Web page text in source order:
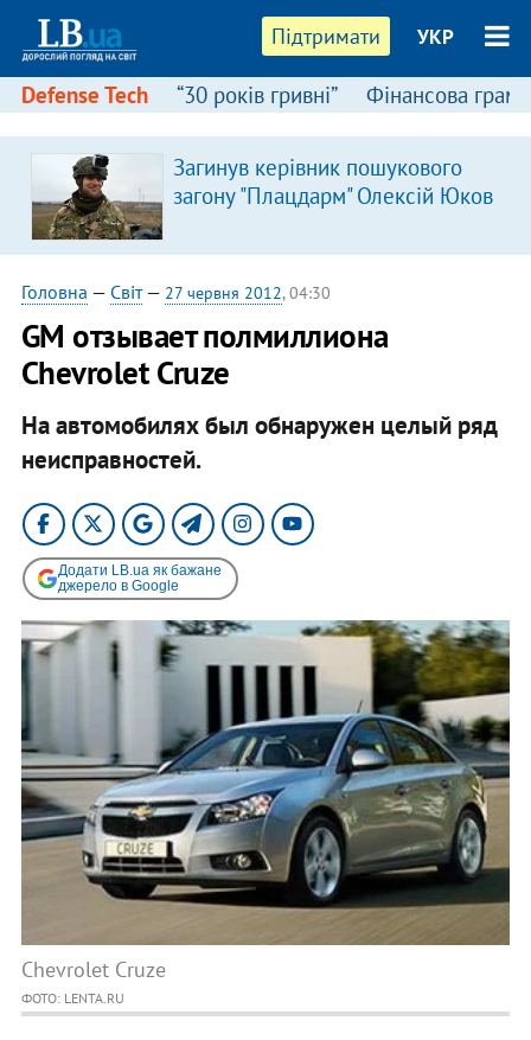
Підтримати УКР
Defense Tech “30 років гривні” Фінансова
Загинув керівник пошукового
загону "Плацдарм" Олексій Юков
Головна — Світ— 27 червня 2012, 04:30
GM отзывает полмиллиона
Chevrolet Cruze
На автомобилях был обнаружен целый ряд
неисправностей.
Додати LB.ua як бажане
джерело в Google
Chevrolet Cruze
ФОТО: LENTA.RU